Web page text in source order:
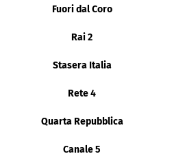
Fuori dal Coro
Rai 2
Stasera Italia
Rete 4
Quarta Repubblica
Canale 5